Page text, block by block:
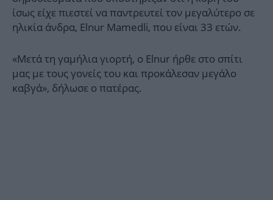
ίσως είχε πιεστεί να παντρευτεί τον μεγαλύτερο σε
ηλικία άνδρα, Elnur Mamedli, που είναι 33 ετών.
«Μετά τη γαμήλια γιορτή, ο Elnur ήρθε στο σπίτι
μας με τους γονείς του και προκάλεσαν μεγάλο
καβγά», δήλωσε ο πατέρας.